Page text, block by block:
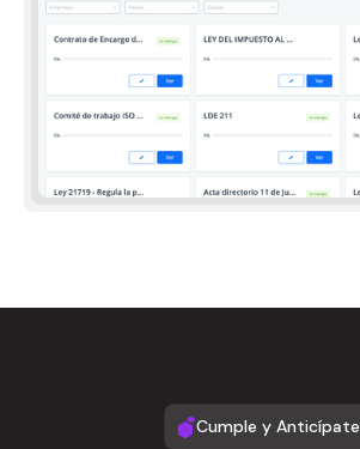
Cumple y Anticípate